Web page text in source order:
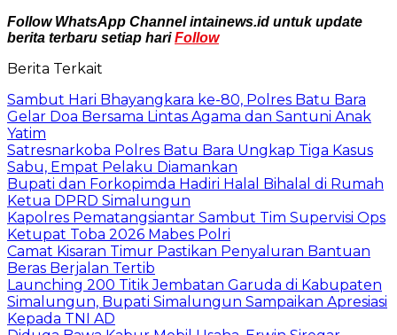
Follow WhatsApp Channel intainews.id untuk update
berita terbaru setiap hariFollow
Berita Terkait
Sambut Hari Bhayangkara ke-80, Polres Batu Bara
Gelar Doa Bersama Lintas Agama dan Santuni Anak
Yatim
Satresnarkoba Polres Batu Bara Ungkap Tiga Kasus
Sabu, Empat Pelaku Diamankan
Bupati dan Forkopimda Hadiri Halal Bihalal di Rumah
Ketua DPRD Simalungun
Kapolres Pematangsiantar Sambut Tim Supervisi Ops
Ketupat Toba 2026 Mabes Polri
Camat Kisaran Timur Pastikan Penyaluran Bantuan
Beras Berjalan Tertib
Launching 200 Titik Jembatan Garuda di Kabupaten
Simalungun, Bupati Simalungun Sampaikan Apresiasi
Kepada TNI AD